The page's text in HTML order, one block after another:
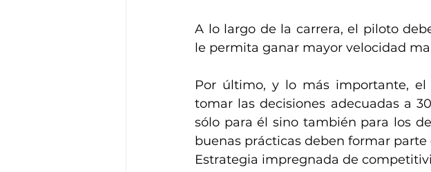
A lo largo de la carrera, el piloto
le permita ganar mayor velocidad
Por último, y lo más importante,
tomar las decisiones adecuadas a
sólo para él sino también para los
buenas prácticas deben formar
Estrategia impregnada de